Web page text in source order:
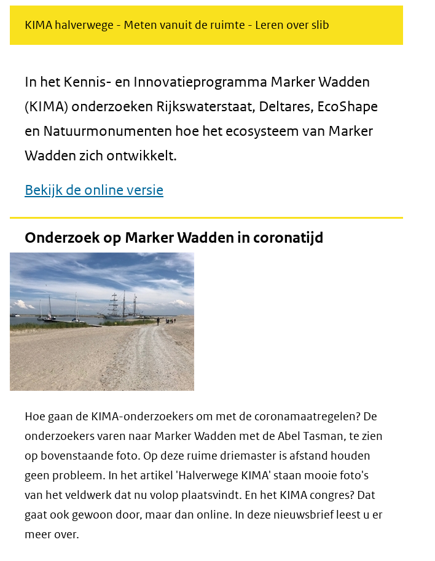
KIMA halverwege - Meten vanuit de ruimte - Leren over slib
In het Kennis- en Innovatieprogramma Marker Wadden
(KIMA) onderzoeken Rijkswaterstaat, Deltares, EcoShape
en Natuurmonumenten hoe het ecosysteem van Marker
Wadden zich ontwikkelt.
Bekijk de online versie
Onderzoek op Marker Wadden in coronatijd
Hoe gaan de KIMA-onderzoekers om met de coronamaatregelen? De
onderzoekers varen naar Marker Wadden met de Abel Tasman, te zien
op bovenstaande foto. Op deze ruime driemaster is afstand houden
geen probleem. In het artikel 'Halverwege KIMA' staan mooie foto's
van het veldwerk dat nu volop plaatsvindt. En het KIMA congres? Dat
gaat ook gewoon door, maar dan online. In deze nieuwsbrief leest u er
meer over.